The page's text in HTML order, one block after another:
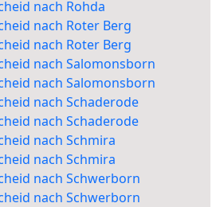
nach Rohda
nach Roter Berg
nach Roter Berg
nach Salomonsborn
nach Salomonsborn
nach Schaderode
nach Schaderode
nach Schmira
nach Schmira
nach Schwerborn
nach Schwerborn